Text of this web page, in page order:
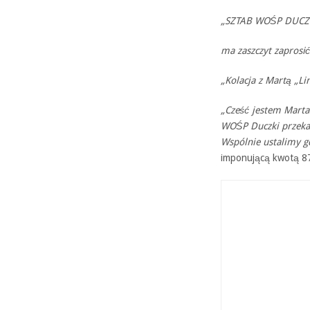
„SZTAB WOŚP
ma zaszczyt
„Kolacja z Martą
„Cześć jestem
WOŚP Duczki
Wspólnie ustalimy
imponującą kwotą